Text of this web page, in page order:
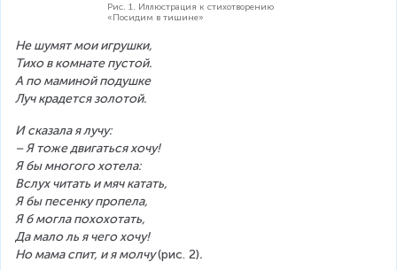
Рис. 1. Иллюстрация к стихотворению
«Посидим в тишине»
Не шумят мои игрушки,
Тихо в комнате пустой.
А по маминой подушке
Луч крадется золотой.
И сказала я лучу:
– Я тоже двигаться хочу!
Я бы многого хотела:
Вслух читать и мяч катать,
Я бы песенку пропела,
Я б могла похохотать,
Да мало ль я чего хочу!
Но мама спит, и я молчу (рис. 2).